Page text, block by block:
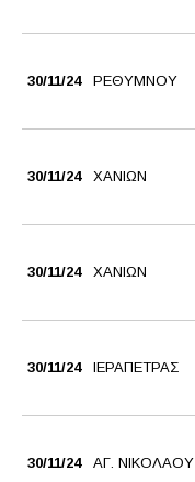
30/11/24 ΡΕΘΥΜΝΟΥ
30/11/24 ΧΑΝΙΩΝ
30/11/24 ΧΑΝΙΩΝ
30/11/24 ΙΕΡΑΠΕΤΡΑΣ
30/11/24 ΑΓ. ΝΙΚΟΛΑΟΥ